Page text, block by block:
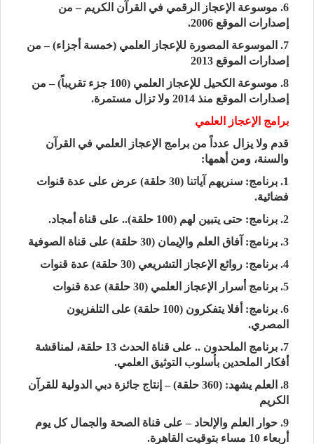
6. موسوعة الإعجاز الرقمي في القرآن الكريم – من
إصدارات الموقع 2006.
7. الموسوعة المصورة للإعجاز العلمي (خمسة أجزاء) – من
إصدارات الموقع 2013
8. موسوعة الكحيل للإعجاز العلمي (100 جزء تقريباً) – من
إصدارات الموقع منذ 2014 ولا تزال مستمرة.
برامج الإعجاز العلمي
قدم ولا يزال عدداً من برامج الإعجاز العلمي في القرآن
والسنة، ومن أهمها:
1. برنامج: سنريهم آياتنا (30 حلقة) عرض على عدة قنوات
فضائية.
2. برنامج: حتى يتبين لهم (100 حلقة).. على قناة أمجاد.
3. برنامج: آفاق العلم والإيمان (30 حلقة) على قناة الصوفية
4. برنامج: روائع الإعجاز التشريعي (30 حلقة) عدة قنوات
5. برنامج أسرار الإعجاز العلمي (30 حلقة) عدة قنوات
6. برنامج: أفلا يتفكرون (100 حلقة) على التلفزيون
المصري.
7. برنامج الملحدون .. على قناة الحدث 13 حلقة، لمناقشة
أفكار الملحدين بأسلوب التوثيق العلمي.
8. العلم يشهد: (360 حلقة) – إنتاج جائزة دبي الدولية للقرآن
الكريم
9. حوار العلم والإلحاد – على قناة الصحة والجمال كل يوم
أربعاء 10 مساء بتوقيت القاهرة.